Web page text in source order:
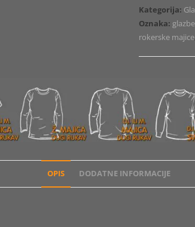
Reidolized
količina
Kategorija:
Oznaka:
rokerske majice
OPIS DODATNE INFORMACIJE